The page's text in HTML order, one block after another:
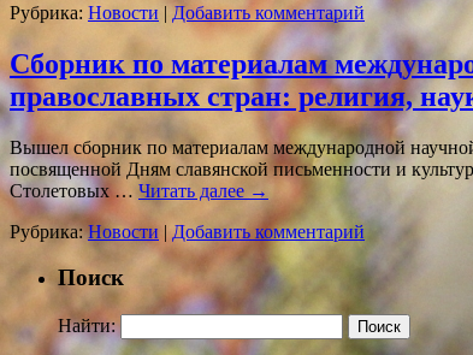
Рубрика: Новости | Добавить комментарий
Сборник по материалам
православных стран: религия,
Вышел сборник по материалам международной
посвященной Дням славянской письменности и
Столетовых … Читать далее →
Рубрика: Новости | Добавить комментарий
Поиск
Найти: